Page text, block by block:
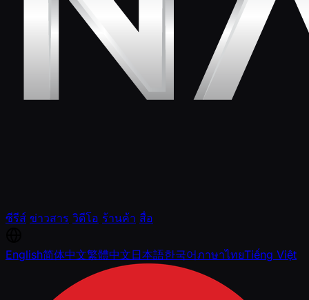
ซีรีส์ ข่าวสาร วิดีโอ ร้านค้า สื่อ
English简体中文繁體中文日本語한국어ภาษาไทยTiếng Việt